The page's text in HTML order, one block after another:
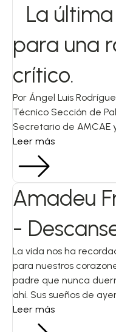
La
para una
crítico.
Por Ángel Luis
Técnico Sección de
Secretario de AMCAE
Leer más
Amadeu
-
La vida nos ha
para nuestros
padre que nunca
ahí. Sus sueños de
Leer más